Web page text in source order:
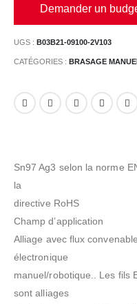
Demander un
UGS : B03B21-09100-2V103
CATÉGORIES : BRASAGE
Sn97 Ag3 selon la norme
la
directive RoHS
Champ d’application
Alliage avec flux
électronique
manuel/robotique.. Les fils
sont alliages